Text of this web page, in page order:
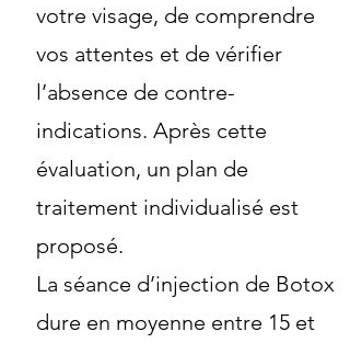
votre visage, de comprendre
vos attentes et de vérifier
l’absence de contre-
indications. Après cette
évaluation, un plan de
traitement individualisé est
proposé.
La séance d’injection de Botox
dure en moyenne entre 15 et